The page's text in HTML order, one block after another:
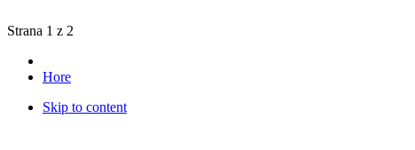
Strana 1 z 2
Hore
Skip to content